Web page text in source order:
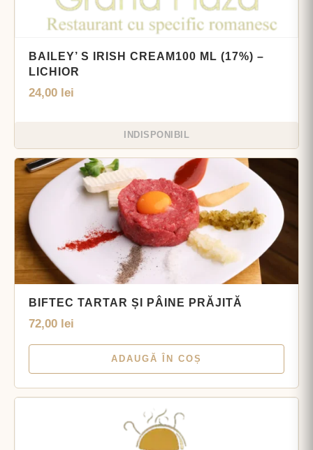
BAILEY’ S IRISH CREAM100 ML (17%) –
LICHIOR
24,00 lei
INDISPONIBIL
BIFTEC TARTAR ȘI PÂINE PRĂJITĂ
72,00 lei
ADAUGĂ ÎN COȘ